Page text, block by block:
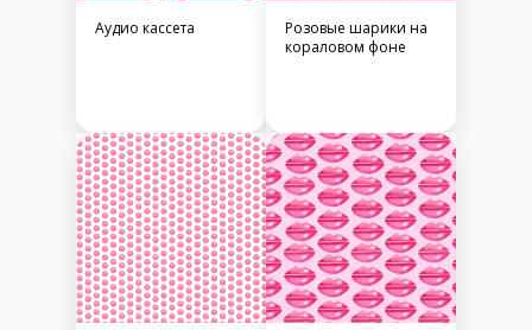
Аудио кассета
Розовые шарики на
кораловом фоне